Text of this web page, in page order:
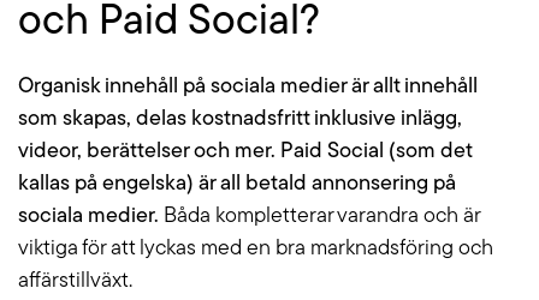
och Paid Social?
Organisk innehåll på sociala medier är allt innehåll
som skapas, delas kostnadsfritt inklusive inlägg,
videor, berättelser och mer. Paid Social (som det
kallas på engelska) är all betald annonsering på
sociala medier. Båda kompletterar varandra och är
viktiga för att lyckas med en bra marknadsföring och
affärstillväxt.